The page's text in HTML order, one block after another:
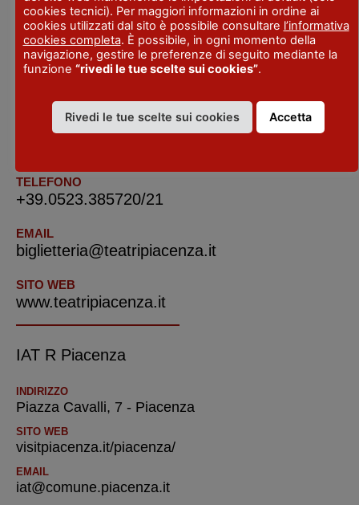
info@teatripiacenza.it
Via Scalabrini 9
LOCALITA'
TELEFONO
+39.0523.385720/21
EMAIL
biglietteria@teatripiacenza.it
SITO WEB
www.teatripiacenza.it
IAT R Piacenza
INDIRIZZO
Piazza Cavalli, 7 - Piacenza
SITO WEB
visitpiacenza.it/piacenza/
EMAIL
iat@comune.piacenza.it
cookies tecnici). Per maggiori informazioni in ordine ai
cookies utilizzati dal sito è possibile consultare l’informativa
cookies completa. È possibile, in ogni momento della
navigazione, gestire le preferenze di seguito mediante la
funzione “rivedi le tue scelte sui cookies”.
Rivedi le tue scelte sui cookies Accetta